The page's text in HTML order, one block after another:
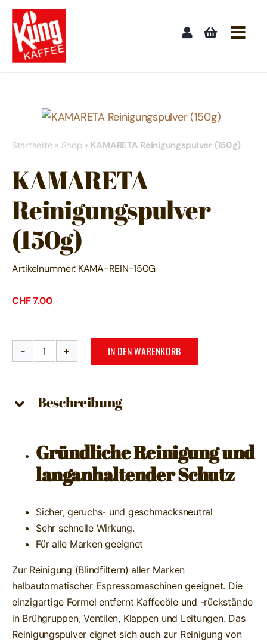
Skip
content
Startseite » Shop» KAMARETA Reinigungspulver (150g)
KAMARETA
Reinigungspulver
(150g)
Artikelnummer: KAMA-REIN-150G
CHF7.00
KAMARETA
Menge
IN DEN WARENKORB
Beschreibung
Gründliche Reinigung und
langanhaltender Schutz
Sicher, geruchs- und geschmacksneutral
Sehr schnelle Wirkung.
Für alle Marken geeignet
Zur Reinigung (Blindfiltern) aller Marken
halbautomatischer Espressomaschinen geeignet. Die
einzigartige Formel entfernt Kaffeeöle und -rückstände
in Brühgruppen, Ventilen, Klappen und Leitungen. Das
Reinigungspulver eignet sich auch zur Reinigung von